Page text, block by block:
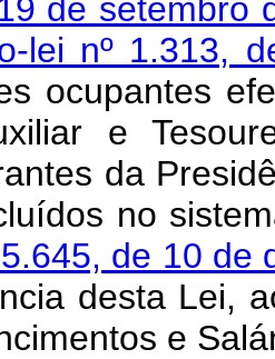
de setembro
lei nº 1.313,
ocupantes
e
da
no
de 10 de
desta Lei,
e